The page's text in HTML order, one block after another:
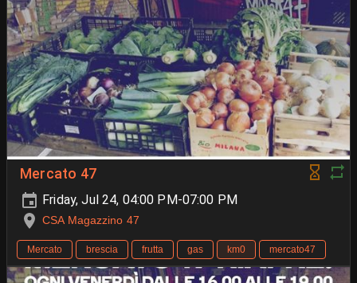
Mercato 47
Friday, Jul 24, 04:00 PM-07:00 PM
CSA Magazzino 47
Mercato brescia frutta gas km0 mercato47